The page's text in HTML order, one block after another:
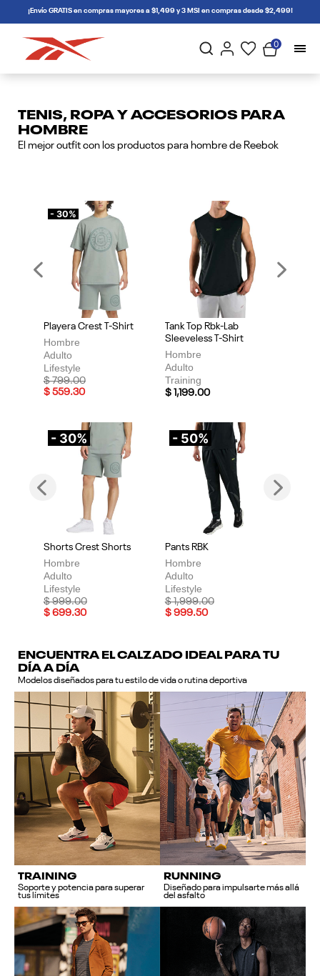
connectif¡Envío GRATIS en compras mayores a $1,499 y 3 MSI en compras desde $2,499!
0
TENIS, ROPA Y ACCESORIOS PARA
HOMBRE
El mejor outfit con los productos para hombre de Reebok
- 30%
Playera Crest T-Shirt
Hombre
Adulto
Lifestyle
Price reduced from
$ 799.00to
$ 559.30
Tank Top Rbk-Lab
Sleeveless T-Shirt
Hombre
Adulto
Training
$ 1,199.00
Previous
- 30%
Shorts Crest Shorts
Hombre
Adulto
Lifestyle
Price reduced from
$ 999.00to
$ 699.30
- 50%
Pants RBK
Hombre
Adulto
Lifestyle
Price reduced from
$ 1,999.00to
$ 999.50
Previous
ENCUENTRA EL CALZADO IDEAL PARA TU
DÍA A DÍA
Modelos diseñados para tu estilo de vida o rutina deportiva
TRAINING
Soporte y potencia para superar
tus límites
RUNNING
Diseñado para impulsarte más allá
del asfalto